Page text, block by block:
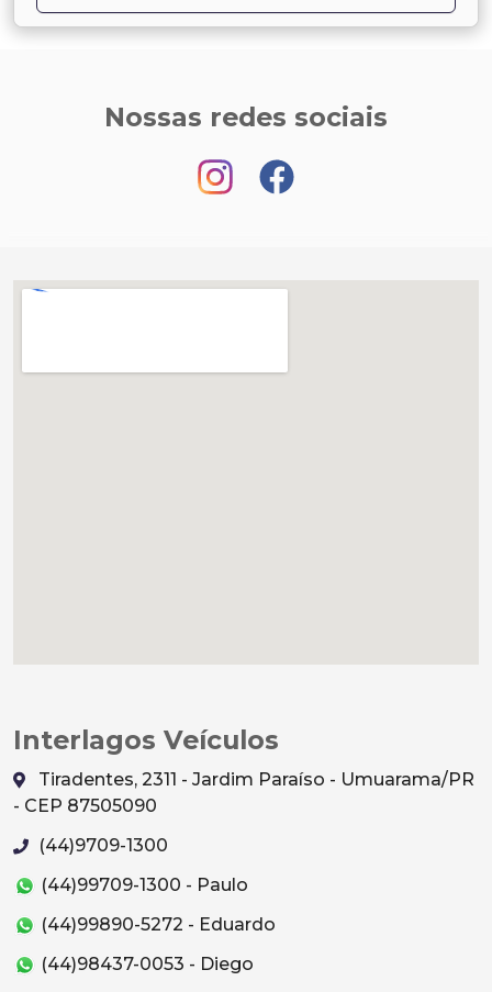
Nossas redes sociais
Interlagos Veículos
Tiradentes, 2311 - Jardim Paraíso - Umuarama/PR
- CEP 87505090
(44)9709-1300
(44)99709-1300 - Paulo
(44)99890-5272 - Eduardo
(44)98437-0053 - Diego